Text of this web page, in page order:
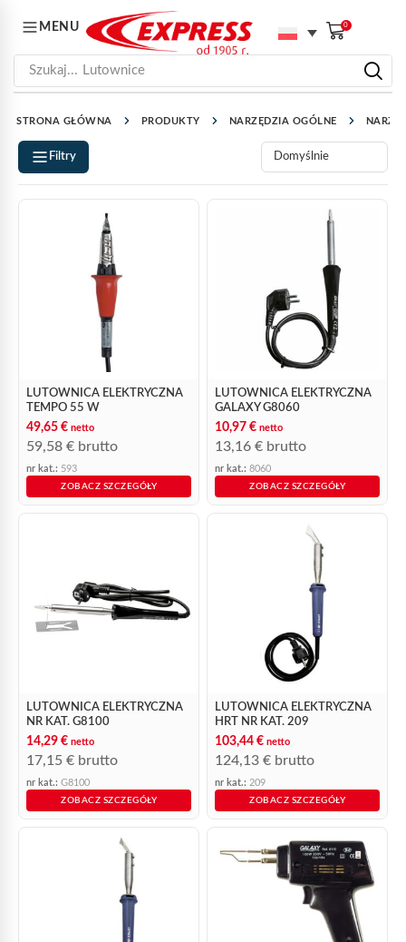
MENU 0
Szukaj... Lutownice
STRONA GŁÓWNA PRODUKTY NARZĘDZIA OGÓLNE
Filtry
LUTOWNICA ELEKTRYCZNA
TEMPO 55 W
49,65 € netto
59,58 € brutto
nr kat.: 593
ZOBACZ SZCZEGÓŁY
LUTOWNICA ELEKTRYCZNA
GALAXY G8060
10,97 € netto
13,16 € brutto
nr kat.: 8060
ZOBACZ SZCZEGÓŁY
LUTOWNICA ELEKTRYCZNA
NR KAT. G8100
14,29 € netto
17,15 € brutto
nr kat.: G8100
ZOBACZ SZCZEGÓŁY
LUTOWNICA ELEKTRYCZNA
HRT NR KAT. 209
103,44 € netto
124,13 € brutto
nr kat.: 209
ZOBACZ SZCZEGÓŁY